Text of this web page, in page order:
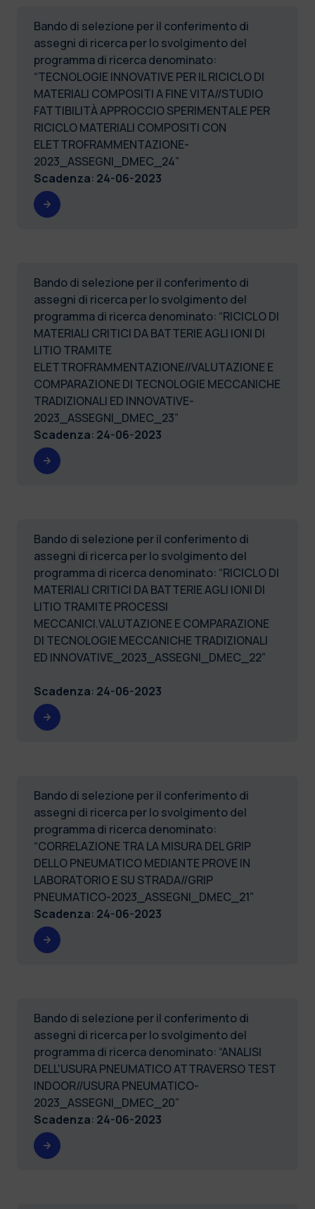
Bando di selezione per il conferimento di
assegni di ricerca per lo svolgimento del
programma di ricerca denominato:
“TECNOLOGIE INNOVATIVE PER IL RICICLO DI
MATERIALI COMPOSITI A FINE VITA//STUDIO
FATTIBILITÀ APPROCCIO SPERIMENTALE PER
RICICLO MATERIALI COMPOSITI CON
ELETTROFRAMMENTAZIONE-
2023_ASSEGNI_DMEC_24”
Scadenza: 24-06-2023
Bando di selezione per il conferimento di
assegni di ricerca per lo svolgimento del
programma di ricerca denominato: “RICICLO DI
MATERIALI CRITICI DA BATTERIE AGLI IONI DI
LITIO TRAMITE
ELETTROFRAMMENTAZIONE//VALUTAZIONE E
COMPARAZIONE DI TECNOLOGIE MECCANICHE
TRADIZIONALI ED INNOVATIVE-
2023_ASSEGNI_DMEC_23”
Scadenza: 24-06-2023
Bando di selezione per il conferimento di
assegni di ricerca per lo svolgimento del
programma di ricerca denominato: “RICICLO DI
MATERIALI CRITICI DA BATTERIE AGLI IONI DI
LITIO TRAMITE PROCESSI
MECCANICI.VALUTAZIONE E COMPARAZIONE
DI TECNOLOGIE MECCANICHE TRADIZIONALI
ED INNOVATIVE_2023_ASSEGNI_DMEC_22”
Scadenza: 24-06-2023
Bando di selezione per il conferimento di
assegni di ricerca per lo svolgimento del
programma di ricerca denominato:
“CORRELAZIONE TRA LA MISURA DEL GRIP
DELLO PNEUMATICO MEDIANTE PROVE IN
LABORATORIO E SU STRADA//GRIP
PNEUMATICO-2023_ASSEGNI_DMEC_21”
Scadenza: 24-06-2023
Bando di selezione per il conferimento di
assegni di ricerca per lo svolgimento del
programma di ricerca denominato: “ANALISI
DELL'USURA PNEUMATICO ATTRAVERSO TEST
INDOOR//USURA PNEUMATICO-
2023_ASSEGNI_DMEC_20”
Scadenza: 24-06-2023